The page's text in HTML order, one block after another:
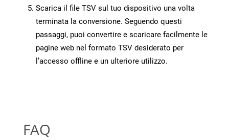
Scarica il file TSV sul tuo dispositivo una volta
terminata la conversione. Seguendo questi
passaggi, puoi convertire e scaricare facilmente le
pagine web nel formato TSV desiderato per
l’accesso offline e un ulteriore utilizzo.
FAQ